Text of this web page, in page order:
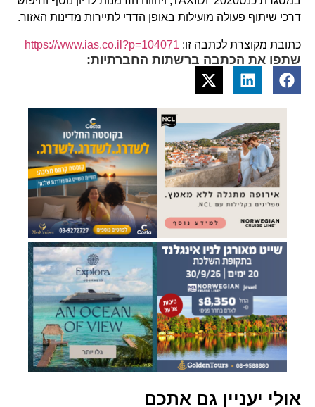
דרכי שיתוף פעולה מועילות באופן הדדי לתיירות מדינות האזור.
כתובת מקוצרת לכתבה זו: https://www.ias.co.il?p=104071
שתפו את הכתבה ברשתות החברתיות:
אולי יעניין גם אתכם